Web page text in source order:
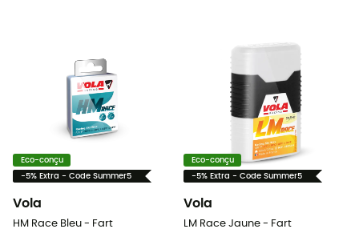
Eco-conçu
-5% Extra - Code Summer5
Vola
HM Race Bleu - Fart
Eco-conçu
-5% Extra - Code Summer5
Vola
LM Race Jaune - Fart